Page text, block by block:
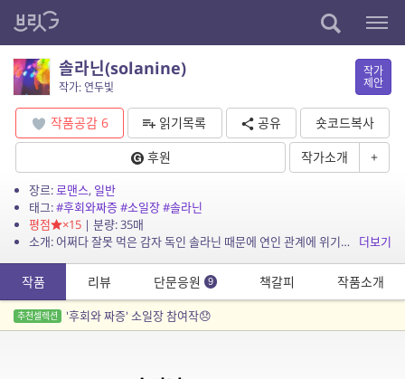
솔라닌(solanine)
작가: 연두빛
작가
제안
작품공감 6 읽기목록 공유
숏코드복사
후원
작가소개 +
장르:로맨스, 일반
태그:#후회와짜증#소일장#솔라닌
평점
×15| 분량: 35매
소개: 어쩌다 잘못 먹은 감자 독인 솔라닌 때문에 연인 관계에 위기가 찾아오고, 그 위기는 다시 관계를 다르게 만든다.
더보기
작품 리뷰 단문응원 9 책갈피 작품소개
추천셀렉션 '후회와 짜증' 소일장 참여작😞